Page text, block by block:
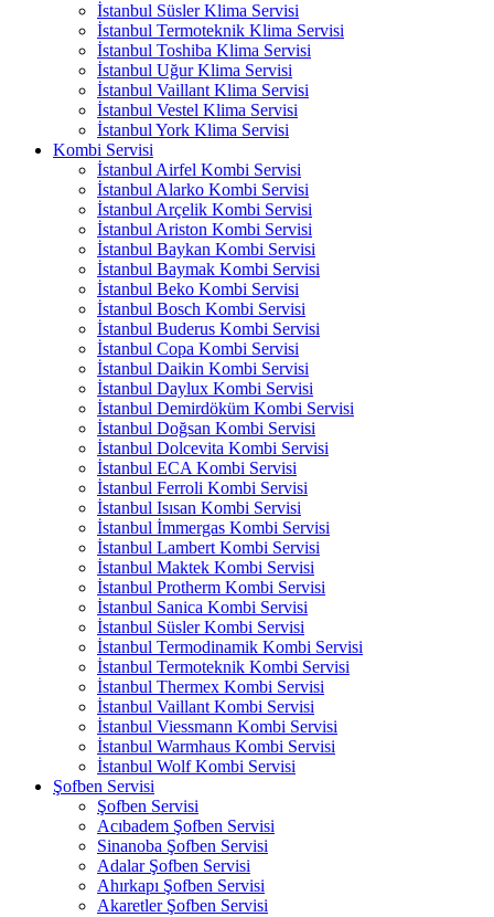
İstanbul Süsler Klima Servisi
İstanbul Termoteknik Klima Servisi
İstanbul Toshiba Klima Servisi
İstanbul Uğur Klima Servisi
İstanbul Vaillant Klima Servisi
İstanbul Vestel Klima Servisi
İstanbul York Klima Servisi
Kombi Servisi
İstanbul Airfel Kombi Servisi
İstanbul Alarko Kombi Servisi
İstanbul Arçelik Kombi Servisi
İstanbul Ariston Kombi Servisi
İstanbul Baykan Kombi Servisi
İstanbul Baymak Kombi Servisi
İstanbul Beko Kombi Servisi
İstanbul Bosch Kombi Servisi
İstanbul Buderus Kombi Servisi
İstanbul Copa Kombi Servisi
İstanbul Daikin Kombi Servisi
İstanbul Daylux Kombi Servisi
İstanbul Demirdöküm Kombi Servisi
İstanbul Doğsan Kombi Servisi
İstanbul Dolcevita Kombi Servisi
İstanbul ECA Kombi Servisi
İstanbul Ferroli Kombi Servisi
İstanbul Isısan Kombi Servisi
İstanbul İmmergas Kombi Servisi
İstanbul Lambert Kombi Servisi
İstanbul Maktek Kombi Servisi
İstanbul Protherm Kombi Servisi
İstanbul Sanica Kombi Servisi
İstanbul Süsler Kombi Servisi
İstanbul Termodinamik Kombi Servisi
İstanbul Termoteknik Kombi Servisi
İstanbul Thermex Kombi Servisi
İstanbul Vaillant Kombi Servisi
İstanbul Viessmann Kombi Servisi
İstanbul Warmhaus Kombi Servisi
İstanbul Wolf Kombi Servisi
Şofben Servisi
Şofben Servisi
Acıbadem Şofben Servisi
Sinanoba Şofben Servisi
Adalar Şofben Servisi
Ahırkapı Şofben Servisi
Akaretler Şofben Servisi